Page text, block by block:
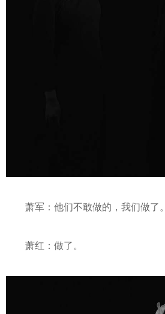
萧军：他们不敢做的，我们做了。
萧红：做了。